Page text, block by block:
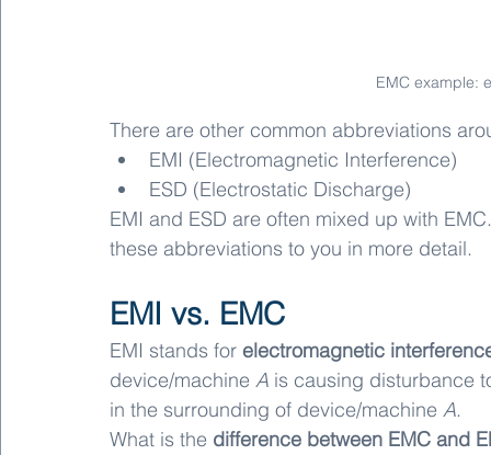
EMC example:
There are other common abbreviations
EMI (Electromagnetic Interference)
ESD (Electrostatic Discharge)
EMI and ESD are often mixed up with
these abbreviations to you in more detail.
EMI vs. EMC
EMI stands for electromagnetic
device/machine A is causing disturbance
in the surrounding of device/machine A.
What is the difference between EMC and